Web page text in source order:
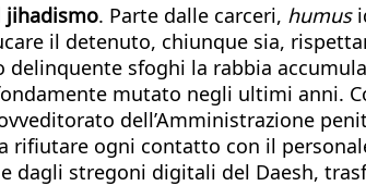
jihadismo. Parte dalle carceri, humus
il detenuto, chiunque sia,
sfoghi la rabbia
mutato negli ultimi anni.
dell’Amministrazione
rifiutare ogni contatto con il
dagli stregoni digitali del Daesh,